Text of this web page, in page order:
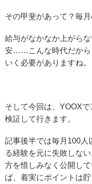
その甲斐があって？毎
給与がなかなか上がら
安……こんな時代だから
いく必要がありますね。
そして今回は、YOOX
検証して行きます。
記事後半では毎月100人
る経験を元に失敗しな
方を惜しみなく公開し
ば、着実にポイントは貯